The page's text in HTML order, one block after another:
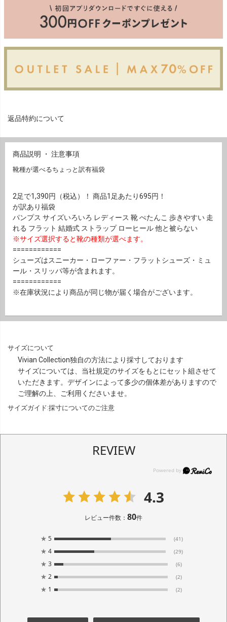
返品特約について
商品説明 ・ 注意事項
靴種が選べるちょっと訳有福袋
2足で1,390円（税込）！ 商品1足あたり695円！
が訳あり福袋
パンプス サイズいろいろ レディース 靴 ぺたんこ 歩きやすい 走
れる フラット 結婚式 ストラップ ローヒール 他と被らない
※サイズ選択すると靴の種類が選べます。
============
シューズはスニーカー・ローファー・フラットシューズ・ミュ
ール・スリッパ等が含まれます。
============
※在庫状況により商品が同じ物が届く場合がございます。
サイズについて
Vivian Collection独自の方法により採寸しております
サイズについては、当社規定のサイズをもとにセット組させて
いただきます。デザインによって多少の個体差がありますので
ご理解の上、ご利用くださいませ。
サイズガイド:採寸についてのご注意
REVIEW
4.3
レビュー件数： 80件
★ 5 (41)
★ 4 (29)
★ 3 (6)
★ 2 (2)
★ 1 (2)